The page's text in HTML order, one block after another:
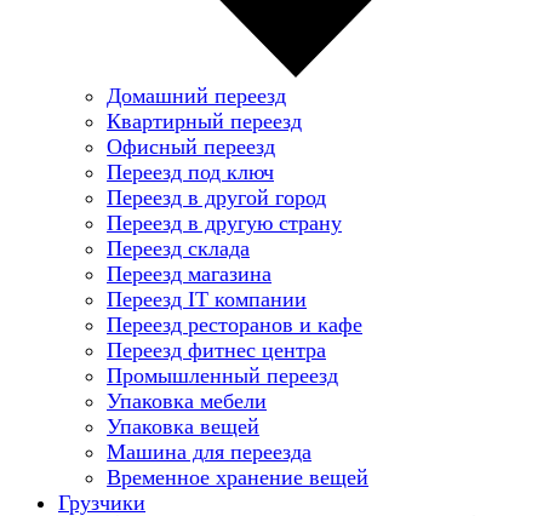
Домашний переезд
Квартирный переезд
Офисный переезд
Переезд под ключ
Переезд в другой город
Переезд в другую страну
Переезд склада
Переезд магазина
Переезд IT компании
Переезд ресторанов и кафе
Переезд фитнес центра
Промышленный переезд
Упаковка мебели
Упаковка вещей
Машина для переезда
Временное хранение вещей
Грузчики